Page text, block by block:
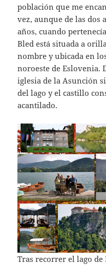
población que me
vez, aunque de las dos
años, cuando
Bled está situada a
nombre y ubicada en
noroeste de Eslovenia.
iglesia de la Asunción
del lago y el castillo
acantilado.
Tras recorrer el lago de